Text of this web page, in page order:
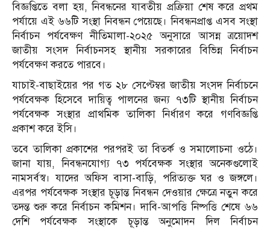
বিজ্ঞপ্তিতে বলা হয়, নিবন্ধনের যাবতীয় প্রক্রিয়া শেষ করে প্রথম
পর্যায়ে এই ৬৬টি সংস্থা নিবন্ধন পেয়েছে। নিবন্ধনপ্রাপ্ত এসব সংস্থা
নির্বাচন পর্যবেক্ষণ নীতিমালা-২০২৫ অনুসারে আসন্ন ত্রয়োদশ
জাতীয় সংসদ নির্বাচনসহ স্থানীয় সরকারের বিভিন্ন নির্বাচন
পর্যবেক্ষণ করতে পারবে।
যাচাই-বাছাইয়ের পর গত ২৮ সেপ্টেম্বর জাতীয় সংসদ নির্বাচনে
পর্যবেক্ষক হিসেবে দায়িত্ব পালনের জন্য ৭৩টি স্থানীয় নির্বাচন
পর্যবেক্ষক সংস্থার প্রাথমিক তালিকা নির্ধারণ করে গণবিজ্ঞপ্তি
প্রকাশ করে ইসি।
তবে তালিকা প্রকাশের পরপরই তা বিতর্ক ও সমালোচনা ওঠে।
জানা যায়, নিবন্ধনযোগ্য ৭৩ পর্যবেক্ষক সংস্থার অনেকগুলোই
নামসর্বস্ব। যাদের অফিস বাসা-বাড়ি, পরিত্যক্ত ঘর ও জঙ্গলে।
এরপর পর্যবেক্ষক সংস্থার চূড়ান্ত নিবন্ধন দেওয়ার ক্ষেত্রে নতুন করে
তদন্ত শুরু করে নির্বাচন কমিশন। দাবি-আপত্তি নিষ্পত্তি শেষে ৬৬
দেশি পর্যবেক্ষক সংস্থাকে চূড়ান্ত অনুমোদন দিল নির্বাচন